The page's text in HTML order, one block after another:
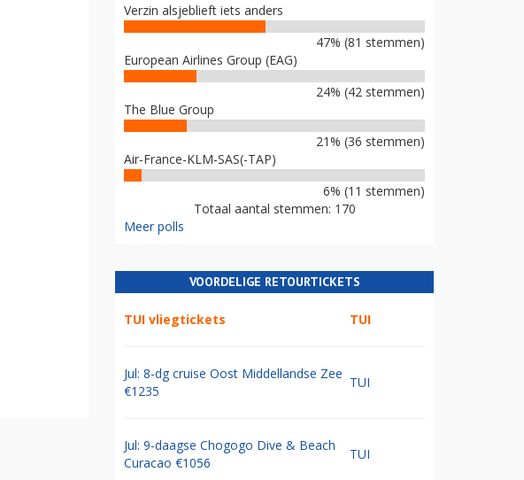
Verzin alsjeblieft iets anders
47% (81 stemmen)
European Airlines Group (EAG)
24% (42 stemmen)
The Blue Group
21% (36 stemmen)
Air-France-KLM-SAS(-TAP)
6% (11 stemmen)
Totaal aantal stemmen: 170
Meer polls
VOORDELIGE RETOURTICKETS
TUI vliegtickets TUI
Jul: 8-dg cruise Oost Middellandse Zee
€1235
TUI
Jul: 9-daagse Chogogo Dive & Beach
Curacao €1056
TUI